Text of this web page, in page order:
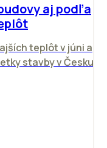
aj podľa
teplôt v júni a
stavby v Česku.